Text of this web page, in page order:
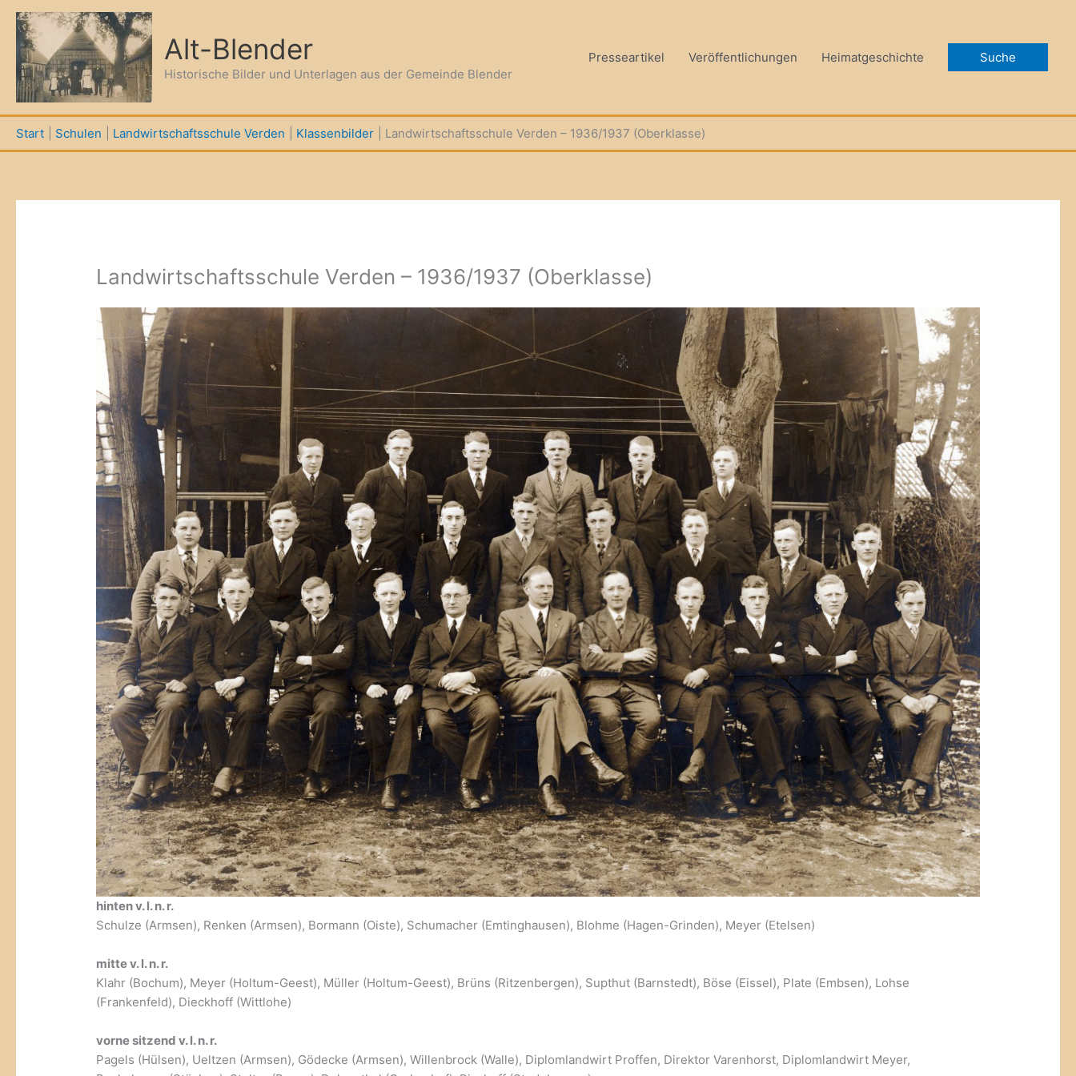
Zum
Inhalt
springen
Alt-Blender
Historische Bilder und Unterlagen aus der Gemeinde Blender
Presseartikel Veröffentlichungen Heimatgeschichte Suche
Start Schulen Landwirtschaftsschule Verden Klassenbilder Landwirtschaftsschule Verden – 1936/1937 (Oberklasse)
Landwirtschaftsschule Verden – 1936/1937 (Oberklasse)
hinten v. l. n. r.
Schulze (Armsen), Renken (Armsen), Bormann (Oiste), Schumacher (Emtinghausen), Blohme (Hagen-Grinden), Meyer (Etelsen)
mitte v. l. n. r.
Klahr (Bochum), Meyer (Holtum-Geest), Müller (Holtum-Geest), Brüns (Ritzenbergen), Supthut (Barnstedt), Böse (Eissel), Plate (Embsen), Lohse
(Frankenfeld), Dieckhoff (Wittlohe)
vorne sitzend v. l. n. r.
Pagels (Hülsen), Ueltzen (Armsen), Gödecke (Armsen), Willenbrock (Walle), Diplomlandwirt Proffen, Direktor Varenhorst, Diplomlandwirt Meyer,